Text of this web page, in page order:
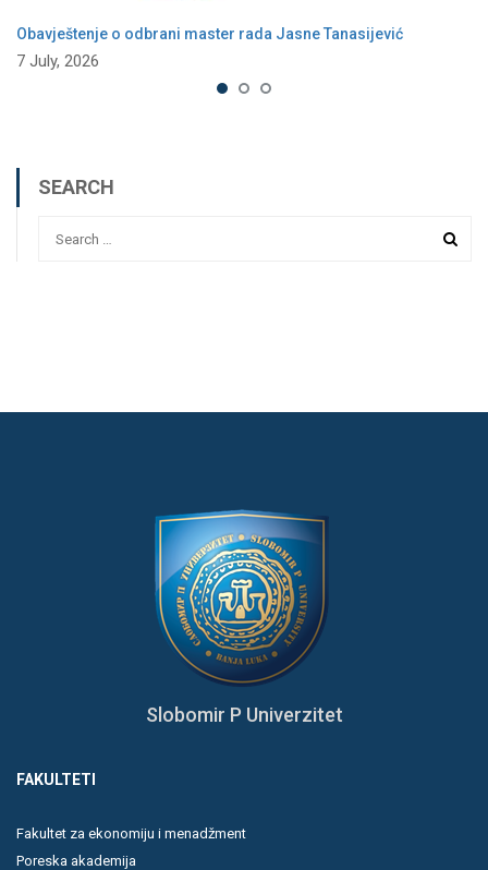
Obavještenje o odbrani master rada Jasne Tanasijević
7 July, 2026
SEARCH
Slobomir P Univerzitet
FAKULTETI
Fakultet za ekonomiju i menadžment
Poreska akademija